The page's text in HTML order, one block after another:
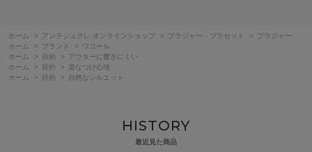
ホーム > アンテシュクレ オンラインショップ > ブラジャー・ブラセット >
ブラジャー
ホーム
> ブランド >
ワコール
ホーム
> 目的 >
アウターに響きにくい
ホーム
> 目的 >
楽なつけ心地
ホーム
> 目的 > 自然なシルエット
HISTORY
最近見た商品